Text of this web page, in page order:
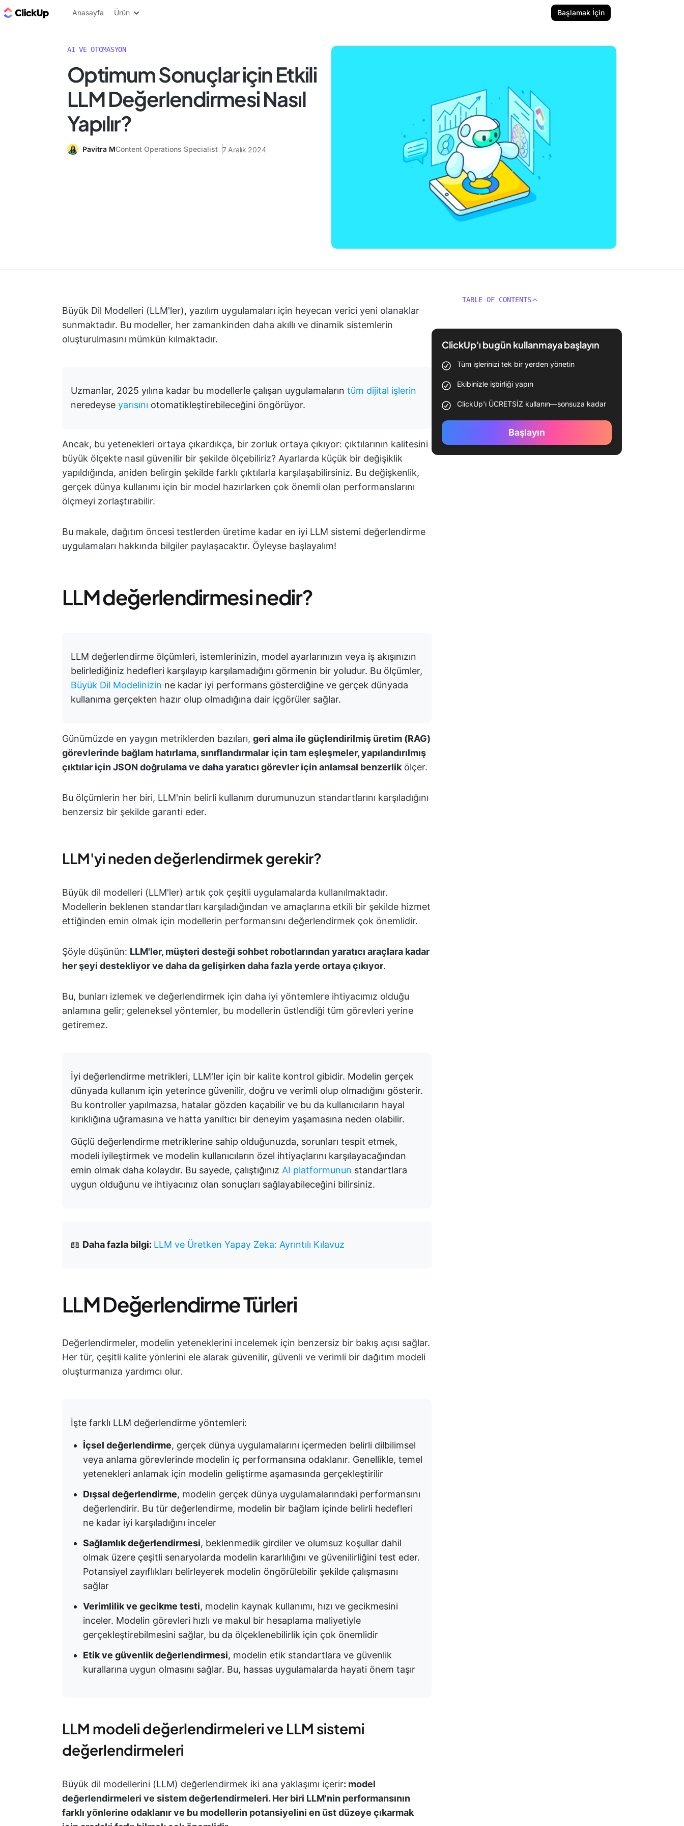
ClickUp Blog
Anasayfa Ürün Başlamak İçin
AI VE OTOMASYON
Optimum Sonuçlar için Etkili
LLM Değerlendirmesi Nasıl
Yapılır?
Pavitra MContent Operations Specialist 7 Aralık 2024
Büyük Dil Modelleri (LLM'ler), yazılım uygulamaları için heyecan verici yeni olanaklar
sunmaktadır. Bu modeller, her zamankinden daha akıllı ve dinamik sistemlerin
oluşturulmasını mümkün kılmaktadır.
Uzmanlar, 2025 yılına kadar bu modellerle çalışan uygulamaların tüm dijital işlerin
neredeyse yarısını otomatikleştirebileceğini öngörüyor.
Ancak, bu yetenekleri ortaya çıkardıkça, bir zorluk ortaya çıkıyor: çıktılarının kalitesini
büyük ölçekte nasıl güvenilir bir şekilde ölçebiliriz? Ayarlarda küçük bir değişiklik
yapıldığında, aniden belirgin şekilde farklı çıktılarla karşılaşabilirsiniz. Bu değişkenlik,
gerçek dünya kullanımı için bir model hazırlarken çok önemli olan performanslarını
ölçmeyi zorlaştırabilir.
Bu makale, dağıtım öncesi testlerden üretime kadar en iyi LLM sistemi değerlendirme
uygulamaları hakkında bilgiler paylaşacaktır. Öyleyse başlayalım!
LLM değerlendirmesi nedir?
LLM değerlendirme ölçümleri, istemlerinizin, model ayarlarınızın veya iş akışınızın
belirlediğiniz hedefleri karşılayıp karşılamadığını görmenin bir yoludur. Bu ölçümler,
Büyük Dil Modelinizin ne kadar iyi performans gösterdiğine ve gerçek dünyada
kullanıma gerçekten hazır olup olmadığına dair içgörüler sağlar.
Günümüzde en yaygın metriklerden bazıları, geri alma ile güçlendirilmiş üretim (RAG)
görevlerinde bağlam hatırlama, sınıflandırmalar için tam eşleşmeler, yapılandırılmış
çıktılar için JSON doğrulama ve daha yaratıcı görevler için anlamsal benzerlik ölçer.
Bu ölçümlerin her biri, LLM'nin belirli kullanım durumunuzun standartlarını karşıladığını
benzersiz bir şekilde garanti eder.
LLM'yi neden değerlendirmek gerekir?
Büyük dil modelleri (LLM'ler) artık çok çeşitli uygulamalarda kullanılmaktadır.
Modellerin beklenen standartları karşıladığından ve amaçlarına etkili bir şekilde hizmet
ettiğinden emin olmak için modellerin performansını değerlendirmek çok önemlidir.
Şöyle düşünün: LLM'ler, müşteri desteği sohbet robotlarından yaratıcı araçlara kadar
her şeyi destekliyor ve daha da gelişirken daha fazla yerde ortaya çıkıyor.
Bu, bunları izlemek ve değerlendirmek için daha iyi yöntemlere ihtiyacımız olduğu
anlamına gelir; geleneksel yöntemler, bu modellerin üstlendiği tüm görevleri yerine
getiremez.
İyi değerlendirme metrikleri, LLM'ler için bir kalite kontrol gibidir. Modelin gerçek
dünyada kullanım için yeterince güvenilir, doğru ve verimli olup olmadığını gösterir.
Bu kontroller yapılmazsa, hatalar gözden kaçabilir ve bu da kullanıcıların hayal
kırıklığına uğramasına ve hatta yanıltıcı bir deneyim yaşamasına neden olabilir.
Güçlü değerlendirme metriklerine sahip olduğunuzda, sorunları tespit etmek,
modeli iyileştirmek ve modelin kullanıcıların özel ihtiyaçlarını karşılayacağından
emin olmak daha kolaydır. Bu sayede, çalıştığınız AI platformunun standartlara
uygun olduğunu ve ihtiyacınız olan sonuçları sağlayabileceğini bilirsiniz.
📖 Daha fazla bilgi: LLM ve Üretken Yapay Zeka: Ayrıntılı Kılavuz
LLM Değerlendirme Türleri
Değerlendirmeler, modelin yeteneklerini incelemek için benzersiz bir bakış açısı sağlar.
Her tür, çeşitli kalite yönlerini ele alarak güvenilir, güvenli ve verimli bir dağıtım modeli
oluşturmanıza yardımcı olur.
İşte farklı LLM değerlendirme yöntemleri:
İçsel değerlendirme, gerçek dünya uygulamalarını içermeden belirli dilbilimsel
veya anlama görevlerinde modelin iç performansına odaklanır. Genellikle, temel
yetenekleri anlamak için modelin geliştirme aşamasında gerçekleştirilir
Dışsal değerlendirme, modelin gerçek dünya uygulamalarındaki performansını
değerlendirir. Bu tür değerlendirme, modelin bir bağlam içinde belirli hedefleri
ne kadar iyi karşıladığını inceler
Sağlamlık değerlendirmesi, beklenmedik girdiler ve olumsuz koşullar dahil
olmak üzere çeşitli senaryolarda modelin kararlılığını ve güvenilirliğini test eder.
Potansiyel zayıflıkları belirleyerek modelin öngörülebilir şekilde çalışmasını
sağlar
Verimlilik ve gecikme testi, modelin kaynak kullanımı, hızı ve gecikmesini
inceler. Modelin görevleri hızlı ve makul bir hesaplama maliyetiyle
gerçekleştirebilmesini sağlar, bu da ölçeklenebilirlik için çok önemlidir
Etik ve güvenlik değerlendirmesi, modelin etik standartlara ve güvenlik
kurallarına uygun olmasını sağlar. Bu, hassas uygulamalarda hayati önem taşır
LLM modeli değerlendirmeleri ve LLM sistemi
değerlendirmeleri
Büyük dil modellerini (LLM) değerlendirmek iki ana yaklaşımı içerir: model
değerlendirmeleri ve sistem değerlendirmeleri. Her biri LLM'nin performansının
farklı yönlerine odaklanır ve bu modellerin potansiyelini en üst düzeye çıkarmak
TABLE OF CONTENTS
ClickUp'ı bugün kullanmaya başlayın
Tüm işlerinizi tek bir yerden yönetin
Ekibinizle işbirliği yapın
ClickUp'ı ÜCRETSİZ kullanın—sonsuza kadar
Başlayın